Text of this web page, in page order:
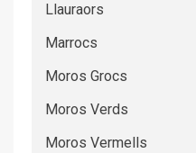
Llauraors
Marrocs
Moros Grocs
Moros Verds
Moros Vermells